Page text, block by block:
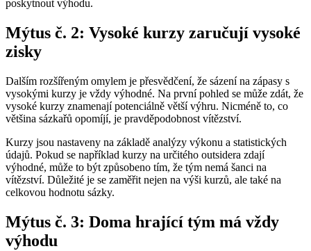
poskytnout výhodu.
Mýtus č. 2: Vysoké kurzy zaručují vysoké
zisky
Dalším rozšířeným omylem je přesvědčení, že sázení na zápasy s
vysokými kurzy je vždy výhodné. Na první pohled se může zdát, že
vysoké kurzy znamenají potenciálně větší výhru. Nicméně to, co
většina sázkařů opomíjí, je pravděpodobnost vítězství.
Kurzy jsou nastaveny na základě analýzy výkonu a statistických
údajů. Pokud se například kurzy na určitého outsidera zdají
výhodné, může to být způsobeno tím, že tým nemá šanci na
vítězství. Důležité je se zaměřit nejen na výši kurzů, ale také na
celkovou hodnotu sázky.
Mýtus č. 3: Doma hrající tým má vždy
výhodu